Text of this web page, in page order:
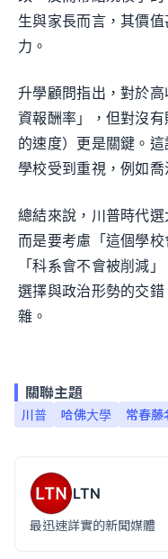
生與家長而言，其價值
力。
升學顧問指出，對於
資報酬率」，但對沒
的速度）更是關鍵。
學校受到重視，例如喬
總結來說，川普時代選
而是要考慮「這個學
「科系會不會被削減
選擇與政治形勢的交
雜。
關聯主題
川普 哈佛大學 常春藤
LTN
最迅速詳實的新聞媒體